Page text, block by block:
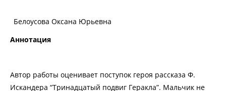
Белоусова Оксана Юрьевна
Аннотация
Автор работы оценивает поступок героя рассказа Ф.
Искандера “Тринадцатый подвиг Геракла”. Мальчик не